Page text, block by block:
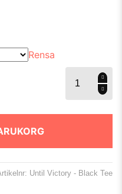
Rensa
Victory
mängd
Until Victory - Black Tee